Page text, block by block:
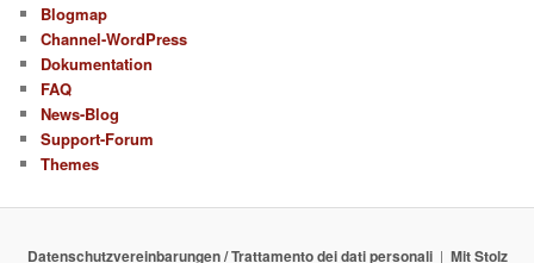
Blogmap
Channel-WordPress
Dokumentation
FAQ
News-Blog
Support-Forum
Themes
Datenschutzvereinbarungen / Trattamento dei dati personali Mit Stolz